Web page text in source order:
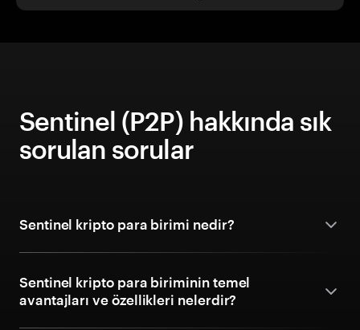
Sentinel (P2P) hakkında sık
sorulan sorular
Sentinel kripto para birimi nedir?
Sentinel kripto para biriminin temel
avantajları ve özellikleri nelerdir?